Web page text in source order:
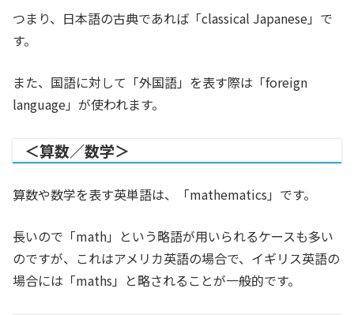
つまり、日本語の古典であれば「classical Japanese」で
す。
また、国語に対して「外国語」を表す際は「foreign
language」が使われます。
＜算数／数学＞
算数や数学を表す英単語は、「mathematics」です。
長いので「math」という略語が用いられるケースも多い
のですが、これはアメリカ英語の場合で、イギリス英語の
場合には「maths」と略されることが一般的です。